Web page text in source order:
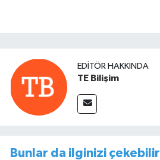
EDITÖR HAKKINDA
TE Bilişim
Bunlar da ilginizi çekebilir